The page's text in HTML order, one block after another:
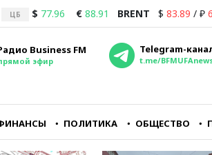
ЦБ $ 77.96 € 88.91 BRENT $ 83.89 / ₽
Business FM
эфир
Telegram-
t.me/
ПОЛИТИКА ОБЩЕСТВО